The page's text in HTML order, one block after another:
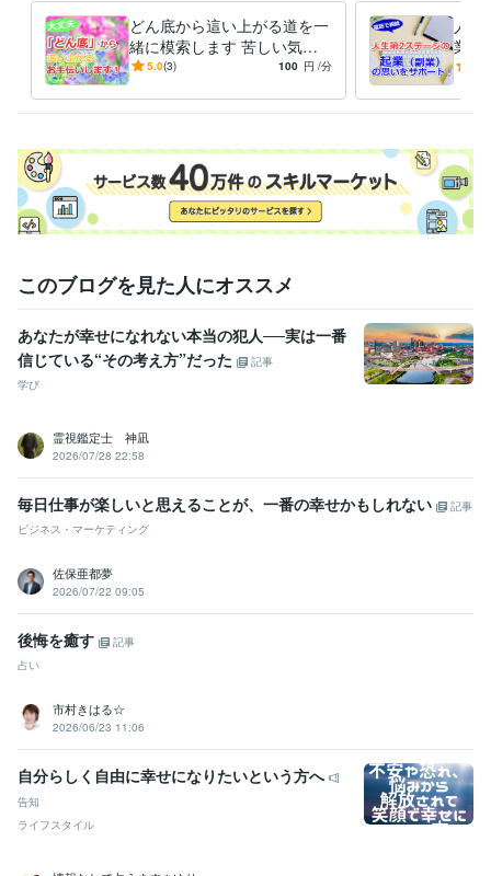
ライティング・翻訳 ライティング・キャッチコピー・メルマガ
キャッチコピー ネーミング 起業 ビジネス ネットショップ
ビジネス代行・事務代行 起業、副業サポート
起業 独立 副業
どん底から這い上がる道を一
緒に模索します 苦しい気持
ちをまずは吐き出し、楽にな
5.0(3) 100 円 /分
人
業）
とし
ます
このブログを見た人にオススメ
あなたが幸せになれない本当の犯人──実は一番
信じている“その考え方”だった
記事
学び
霊視鑑定士 神凪
2026/07/28 22:58
毎日仕事が楽しいと思えることが、一番の幸せかもしれない
記事
ビジネス・マーケティング
佐保亜都夢
2026/07/22 09:05
後悔を癒す
記事
占い
市村きはる☆
2026/06/23 11:06
自分らしく自由に幸せになりたいという方へ
告知
ライフスタイル